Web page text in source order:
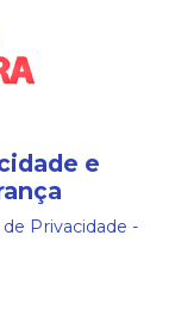
e
Privacidade -